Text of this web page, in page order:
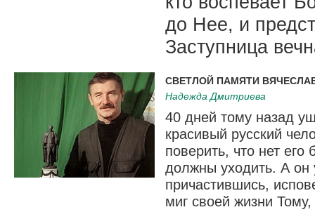
до Нее, и
Заступница
СВЕТЛОЙ ПАМЯТИ
Надежда Дмитриева
40 дней тому назад
красивый русский
поверить, что нет
должны уходить. А он
причастившись,
миг своей жизни